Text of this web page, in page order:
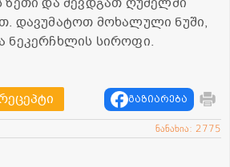
დავუმატოთ მოხალული ნუში,
ნეკერჩხლის სიროფი.
გაზიარება
ნანახია: 2775